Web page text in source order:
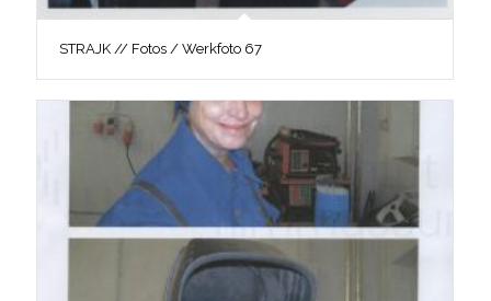
STRAJK // Fotos / Werkfoto 67